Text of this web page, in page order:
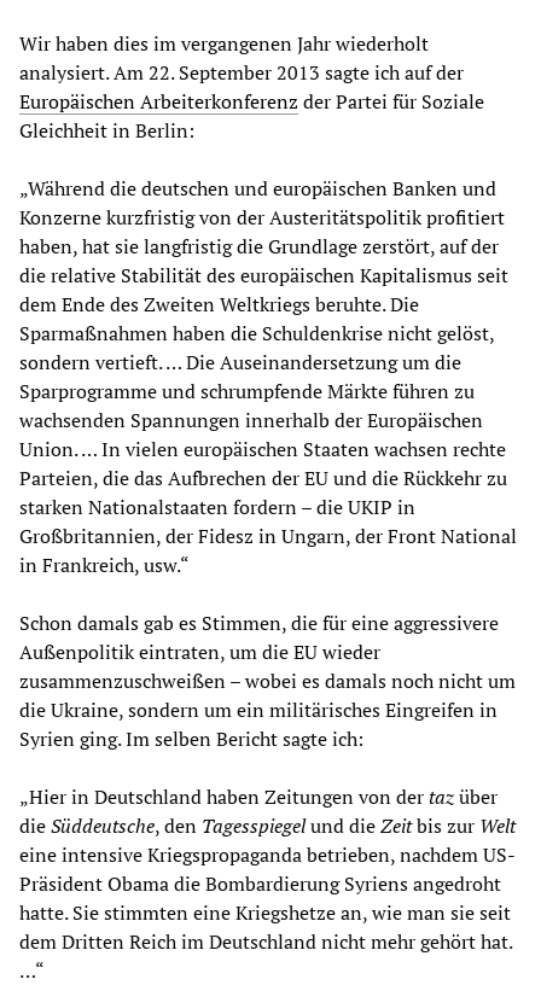
Wir haben dies im vergangenen Jahr wiederholt
analysiert. Am 22. September 2013 sagte ich auf der
Europäischen Arbeiterkonferenz der Partei für Soziale
Gleichheit in Berlin:
„Während die deutschen und europäischen Banken und
Konzerne kurzfristig von der Austeritätspolitik profitiert
haben, hat sie langfristig die Grundlage zerstört, auf der
die relative Stabilität des europäischen Kapitalismus seit
dem Ende des Zweiten Weltkriegs beruhte. Die
Sparmaßnahmen haben die Schuldenkrise nicht gelöst,
sondern vertieft. … Die Auseinandersetzung um die
Sparprogramme und schrumpfende Märkte führen zu
wachsenden Spannungen innerhalb der Europäischen
Union. … In vielen europäischen Staaten wachsen rechte
Parteien, die das Aufbrechen der EU und die Rückkehr zu
starken Nationalstaaten fordern – die UKIP in
Großbritannien, der Fidesz in Ungarn, der Front National
in Frankreich, usw.“
Schon damals gab es Stimmen, die für eine aggressivere
Außenpolitik eintraten, um die EU wieder
zusammenzuschweißen – wobei es damals noch nicht um
die Ukraine, sondern um ein militärisches Eingreifen in
Syrien ging. Im selben Bericht sagte ich:
„Hier in Deutschland haben Zeitungen von dertazüber
dieSüddeutsche, den Tagesspiegelund dieZeitbis zur Welt
eine intensive Kriegspropaganda betrieben, nachdem US-
Präsident Obama die Bombardierung Syriens angedroht
hatte. Sie stimmten eine Kriegshetze an, wie man sie seit
dem Dritten Reich im Deutschland nicht mehr gehört hat.
…“